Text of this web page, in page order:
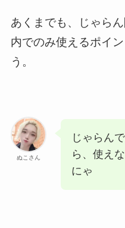
あくまでも、じゃら
内でのみ使えるポイ
う。
ぬこさん
じゃらん
ら、使え
にゃ